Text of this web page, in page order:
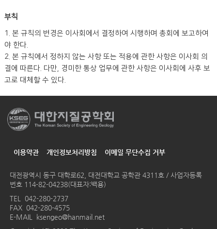
부칙
1. 본 규칙의 변경은 이사회에서 결정하여 시행하며 총회에 보고하여
야 한다.
2. 본 규칙에서 정하지 않는 사항 또는 적용에 관한 사항은 이사회 의
결에 따른다. 다만, 경미한 통상 업무에 관한 사항은 이사회에 사후 보
고로 대체할 수 있다.
이용약관 개인정보처리방침 이메일 무단수집 거부
대전광역시 동구 대학로62, 대전대학교 공학관 4311호 / 사업자등록
번호 114-82-04238(대표자:백용)
TEL 042-280-2737
FAX 042-280-4575
E-MAIL
ksengeo@hanmail.net